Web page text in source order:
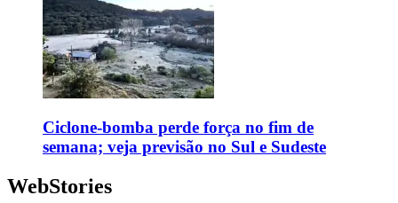
Ciclone-bomba perde força no fim de
semana; veja previsão no Sul e Sudeste
WebStories